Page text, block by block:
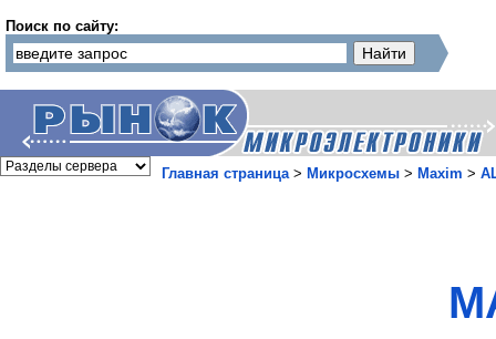
Поиск по сайту:
Главная страница> Микросхемы > Maxim >